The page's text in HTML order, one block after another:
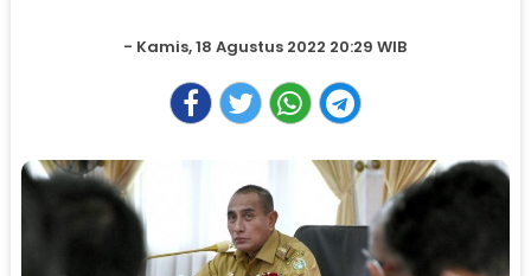
- Kamis, 18 Agustus 2022 20:29 WIB